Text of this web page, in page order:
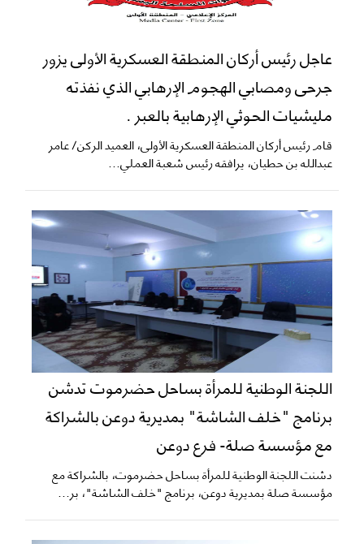
عاجل رئيس أركان المنطقة العسكرية الأولى يزور
جرحى ومصابي الهجوم الإرهابي الذي نفذته
مليشيات الحوثي الإرهابية بالعبر .
قام رئيس أركان المنطقة العسكرية الأولى، العميد الركن/ عامر
عبدالله بن حطيان، يرافقه رئيس شعبة العملي...
اللجنة الوطنية للمرأة بساحل حضرموت تدشن
برنامج "خلف الشاشة" بمديرية دوعن بالشراكة
مع مؤسسة صلة- فرع دوعن
دشنت اللجنة الوطنية للمرأة بساحل حضرموت، بالشراكة مع
مؤسسة صلة بمديرية دوعن، برنامج "خلف الشاشة"، بر...